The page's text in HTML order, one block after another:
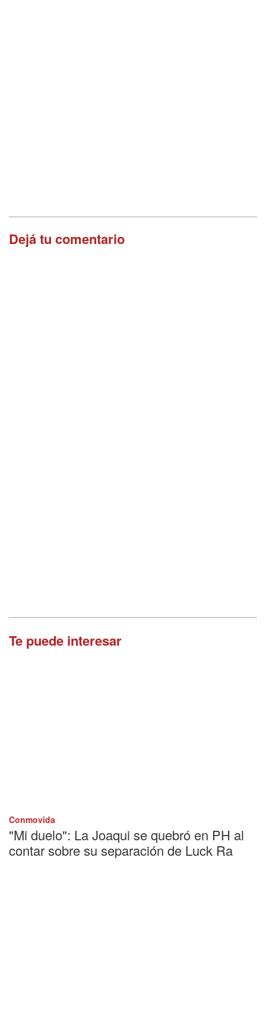
Dejá tu comentario
Te puede interesar
Conmovida
"Mi duelo": La Joaqui se quebró en PH al
contar sobre su separación de Luck Ra